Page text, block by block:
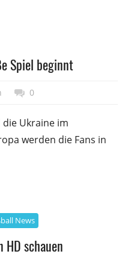
Spiel beginnt
0
die Ukraine im
werden die Fans in
News
schauen